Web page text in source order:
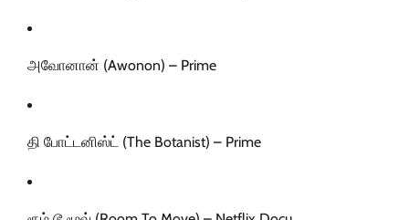
அவோனான் (Awonon) – Prime
தி போட்டனிஸ்ட் (The Botanist) – Prime